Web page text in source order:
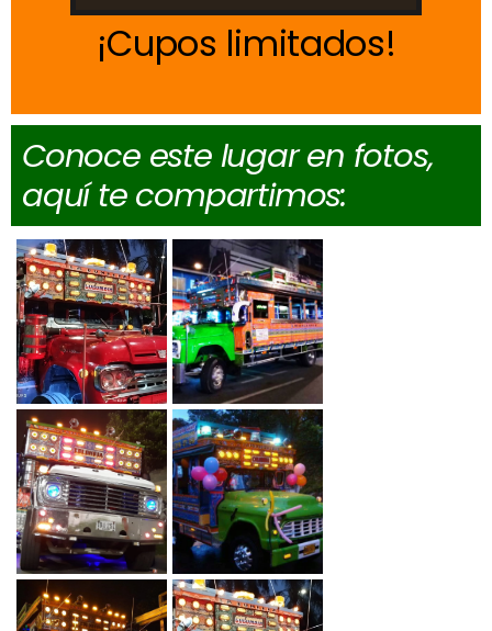
Cupos limitados
Conoce este lugar en fotos,
aquí te compartimos: